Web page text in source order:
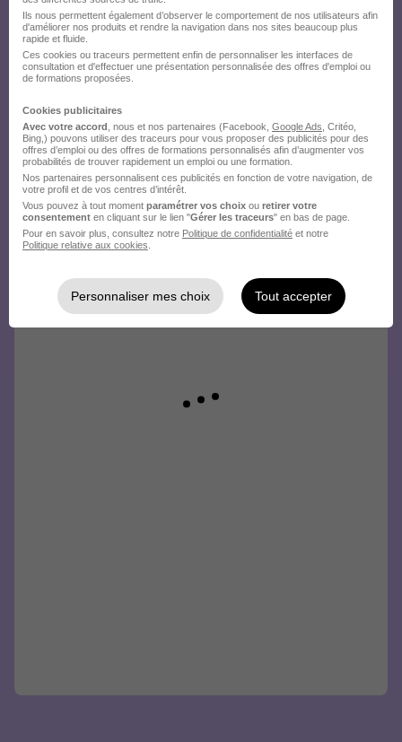
Hellowork et postulez
sur le site du recruteur !
Ils nous permettent également d’observer le comportement de nos utilisateurs afin
d'améliorer nos produits et rendre la navigation dans nos sites beaucoup plus
rapide et fluide.
Ces cookies ou traceurs permettent enfin de personnaliser les interfaces de
consultation et d'effectuer une présentation personnalisée des offres d'emploi ou
de formations proposées.
Cookies publicitaires
Avec votre accord , nous et nos partenaires (Facebook, Google Ads , Critéo,
Bing,) pouvons utiliser des traceurs pour vous proposer des publicités pour des
offres d’emploi ou des offres de formations personnalisés afin d’augmenter vos
probabilités de trouver rapidement un emploi ou une formation.
Nos partenaires personnalisent ces publicités en fonction de votre navigation, de
votre profil et de vos centres d’intérêt.
Vous pouvez à tout moment paramétrer vos choix ou retirer votre
consentement en cliquant sur le lien "Gérer les traceurs" en bas de page.
Pour en savoir plus, consultez notre Politique de confidentialité et notre
Politique relative aux cookies
Personnaliser mes choix Tout accepter